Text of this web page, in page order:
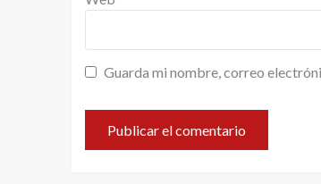
Guarda mi nombre, correo